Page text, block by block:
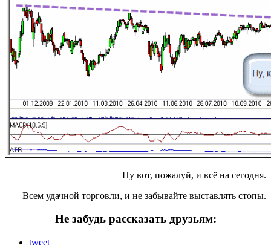
Ну вот, пожалуй, и всё на сегодня.
Всем удачной торговли, и не забывайте выставлять стопы.
Не забудь рассказать друзьям:
tweet